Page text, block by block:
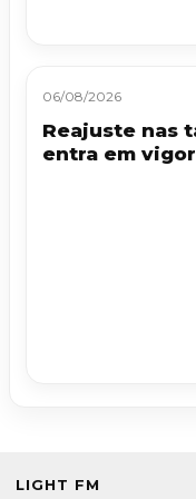
06/08/2026
Reajuste nas
entra em
LIGHT FM